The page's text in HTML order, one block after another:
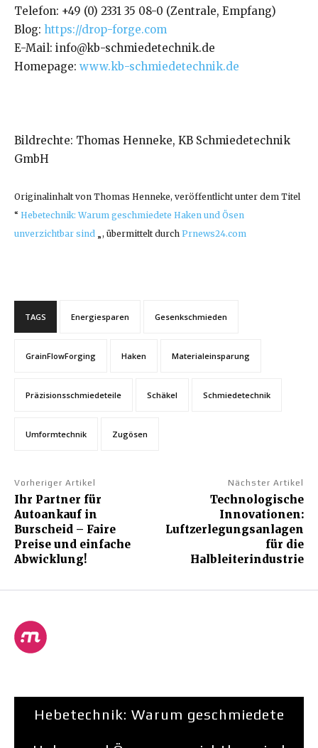
Telefon: +49 (0) 2331 35 08-0 (Zentrale, Empfang)
Blog: https://drop-forge.com
E-Mail: info@kb-schmiedetechnik.de
Homepage: www.kb-schmiedetechnik.de
Bildrechte: Thomas Henneke, KB Schmiedetechnik
GmbH
Originalinhalt von Thomas Henneke, veröffentlicht unter dem Titel
“ Hebetechnik: Warum geschmiedete Haken und Ösen
unverzichtbar sind „, übermittelt durch Prnews24.com
TAGS Energiesparen Gesenkschmieden
GrainFlowForging Haken Materialeinsparung
Präzisionsschmiedeteile Schäkel Schmiedetechnik
Umformtechnik Zugösen
Vorheriger Artikel
Ihr Partner für
Autoankauf in
Burscheid – Faire
Preise und einfache
Abwicklung!
Nächster Artikel
Technologische
Innovationen:
Luftzerlegungsanlagen
für die
Halbleiterindustrie
Hebetechnik: Warum geschmiedete